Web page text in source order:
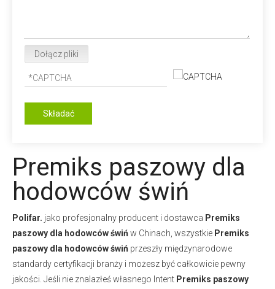
Dołącz pliki
Składać
Premiks paszowy dla
hodowców świń
Polifar. jako profesjonalny producent i dostawca Premiks
paszowy dla hodowców świń w Chinach, wszystkie Premiks
paszowy dla hodowców świń przeszły międzynarodowe
standardy certyfikacji branży i możesz być całkowicie pewny
jakości. Jeśli nie znalazłeś własnego Intent Premiks paszowy